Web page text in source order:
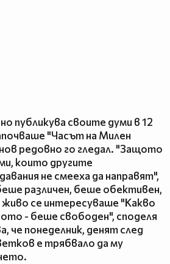
публикува своите думи в 12
"Часът на Милен
редовно го гледал. "Защото
които другите
не смееха да направят",
различен, беше обективен,
се интересуваше "Какво
- беше свободен", споделя
че понеделник, денят след
е трябвало да му